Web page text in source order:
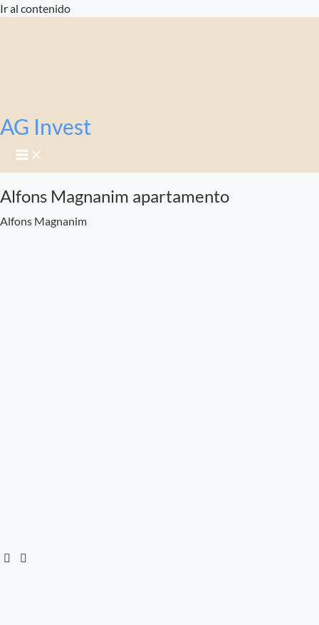
Ir al contenido
AG Invest
Alfons Magnanim apartamento
Alfons Magnanim